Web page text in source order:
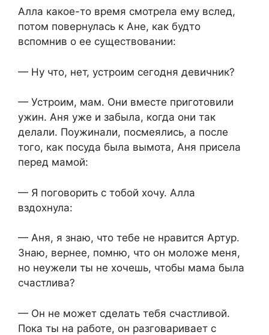
Алла какое-то время смотрела ему вслед,
потом повернулась к Ане, как будто
вспомнив о ее существовании:
— Ну что, нет, устроим сегодня девичник?
— Устроим, мам. Они вместе приготовили
ужин. Аня уже и забыла, когда они так
делали. Поужинали, посмеялись, а после
того, как посуда была вымота, Аня присела
перед мамой:
— Я поговорить с тобой хочу. Алла
вздохнула:
— Аня, я знаю, что тебе не нравится Артур.
Знаю, вернее, помню, что он моложе меня,
но неужели ты не хочешь, чтобы мама была
счастлива?
— Он не может сделать тебя счастливой.
Пока ты на работе, он разговаривает с